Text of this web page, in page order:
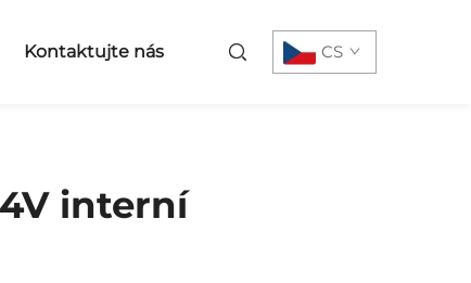
Kontaktujte nás CS
interní